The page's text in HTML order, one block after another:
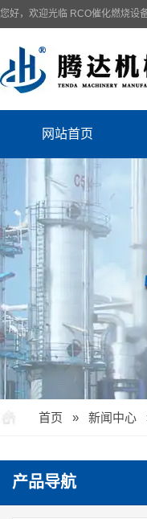
您好，欢迎光临 RCO催化燃烧设
网站首页
首页 » 新闻中心
产品导航